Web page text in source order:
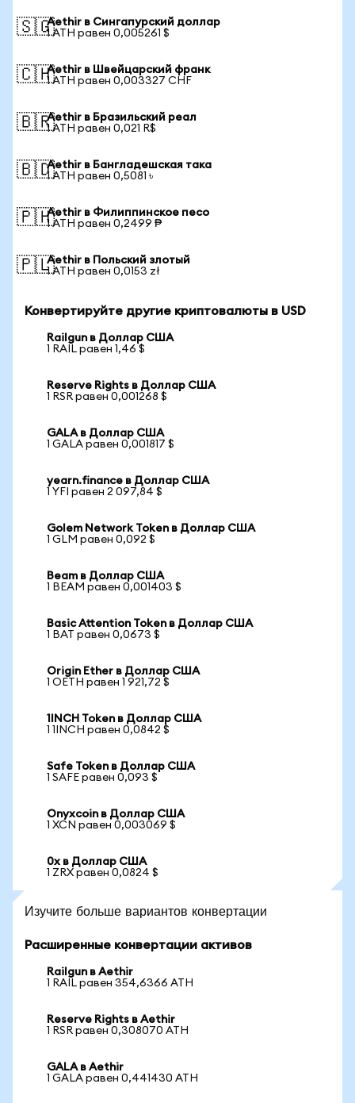
🇸🇬Aethir в Сингапурский доллар
1 ATH равен 0,005261 $
🇨🇭Aethir в Швейцарский франк
1 ATH равен 0,003327 CHF
🇧🇷Aethir в Бразильский реал
1 ATH равен 0,021 R$
🇧🇩Aethir в Бангладешская така
1 ATH равен 0,5081 ৳
🇵🇭Aethir в Филиппинское песо
1 ATH равен 0,2499 ₱
🇵🇱Aethir в Польский злотый
1 ATH равен 0,0153 zł
Конвертируйте другие криптовалюты в USD
Railgun в Доллар США
1 RAIL равен 1,46 $
Reserve Rights в Доллар США
1 RSR равен 0,001268 $
GALA в Доллар США
1 GALA равен 0,001817 $
yearn.finance в Доллар США
1 YFI равен 2 097,84 $
Golem Network Token в Доллар США
1 GLM равен 0,092 $
Beam в Доллар США
1 BEAM равен 0,001403 $
Basic Attention Token в Доллар США
1 BAT равен 0,0673 $
Origin Ether в Доллар США
1 OETH равен 1 921,72 $
1INCH Token в Доллар США
1 1INCH равен 0,0842 $
Safe Token в Доллар США
1 SAFE равен 0,093 $
Onyxcoin в Доллар США
1 XCN равен 0,003069 $
0x в Доллар США
1 ZRX равен 0,0824 $
Изучите больше вариантов конвертации
Расширенные конвертации активов
Railgun в Aethir
1 RAIL равен 354,6366 ATH
Reserve Rights в Aethir
1 RSR равен 0,308070 ATH
GALA в Aethir
1 GALA равен 0,441430 ATH